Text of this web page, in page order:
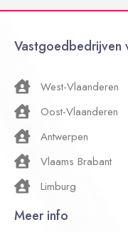
Vastgoedbedrijven
West-Vlaanderen
Oost-Vlaanderen
Antwerpen
Vlaams Brabant
Limburg
Meer info